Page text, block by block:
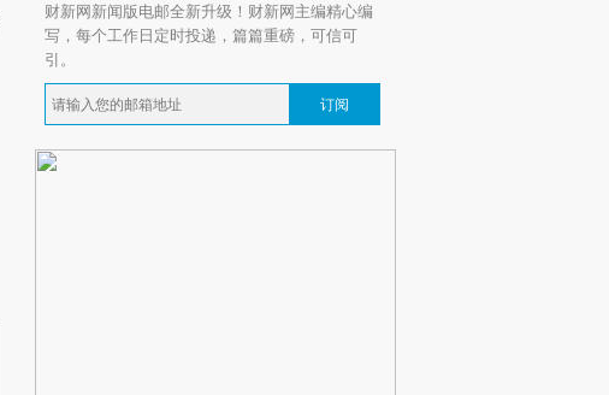
财新网新闻版电邮全新升级！财新网主编精心编
写，每个工作日定时投递，篇篇重磅，可信可
引。
订阅